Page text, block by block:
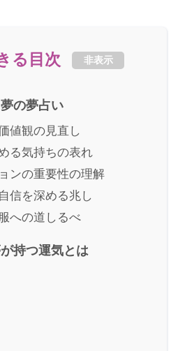
る目次 非表示
の夢占い
値観の見直し
る気持ちの表れ
ンの重要性の理解
信を深める兆し
への道しるべ
持つ運気とは